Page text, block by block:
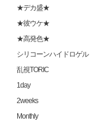
★デカ盛★
★彼ウケ★
★高発色★
シリコーンハイドロゲル
乱視TORIC
1day
2weeks
Monthly